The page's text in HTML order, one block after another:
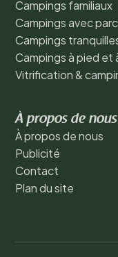
Campings familiaux
Campings avec
Campings
Campings à pied et
Vitrification &
À propos de nous
À propos de nous
Publicité
Contact
Plan du site